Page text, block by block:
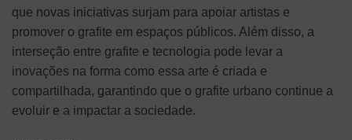
que novas iniciativas surjam para apoiar artistas e
promover o grafite em espaços públicos. Além disso, a
interseção entre grafite e tecnologia pode levar a
inovações na forma como essa arte é criada e
compartilhada, garantindo que o grafite urbano continue a
evoluir e a impactar a sociedade.